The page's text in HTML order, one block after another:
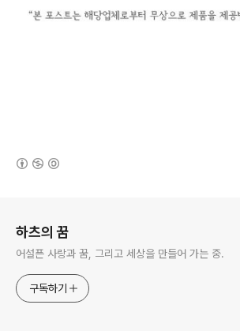
하츠의 꿈
어설픈 사랑과 꿈, 그리고 세상을 만들어 가는 중.
구독하기